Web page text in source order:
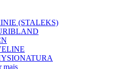
(STALEKS)
mais